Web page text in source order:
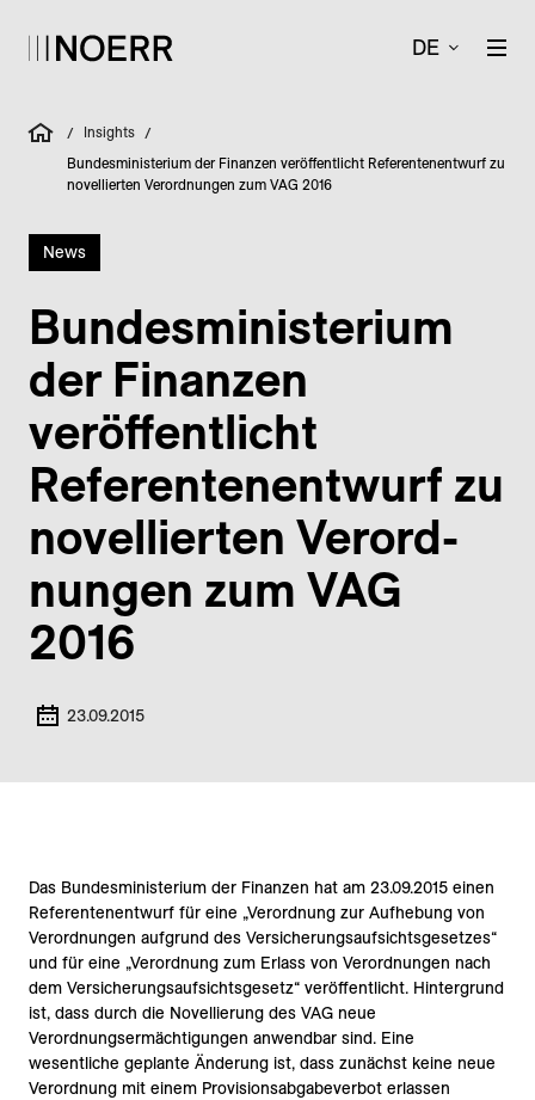
DE
/ Insights /
Bundesministerium der Finanzen veröffentlicht Referentenentwurf zu
novellierten Verordnungen zum VAG 2016
News
Bundes­ministerium
der Finanzen
veröffentlicht
Referen­ten­ent­wurf zu
novellierten Ver­ord­
nungen zum VAG
2016
23.09.2015
Das Bundesministerium der Finanzen hat am 23.09.2015 einen
Referentenentwurf für eine „Verordnung zur Aufhebung von
Verordnungen aufgrund des Versicherungsaufsichtsgesetzes“
und für eine „Verordnung zum Erlass von Verordnungen nach
dem Versicherungsaufsichtsgesetz“ veröffentlicht. Hintergrund
ist, dass durch die Novellierung des VAG neue
Verordnungsermächtigungen anwendbar sind. Eine
wesentliche geplante Änderung ist, dass zunächst keine neue
Verordnung mit einem Provisionsabgabeverbot erlassen